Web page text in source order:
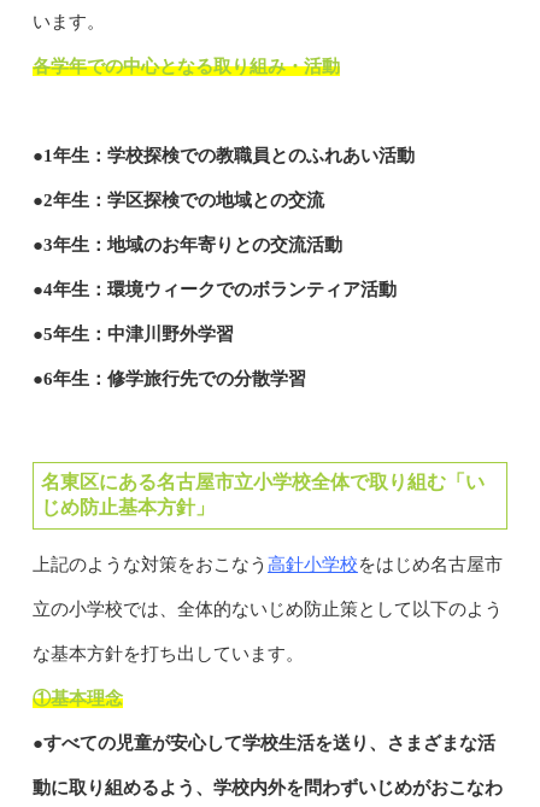
います。
各学年での中心となる取り組み・活動
●1年生：学校探検での教職員とのふれあい活動
●2年生：学区探検での地域との交流
●3年生：地域のお年寄りとの交流活動
●4年生：環境ウィークでのボランティア活動
●5年生：中津川野外学習
●6年生：修学旅行先での分散学習
名東区にある名古屋市立小学校全体で取り組む「い
じめ防止基本方針」
上記のような対策をおこなう 高針小学校をはじめ名古屋市
立の小学校では、全体的ないじめ防止策として以下のよう
な基本方針を打ち出しています。
①基本理念
●すべての児童が安心して学校生活を送り、さまざまな活
動に取り組めるよう、学校内外を問わずいじめがおこなわ